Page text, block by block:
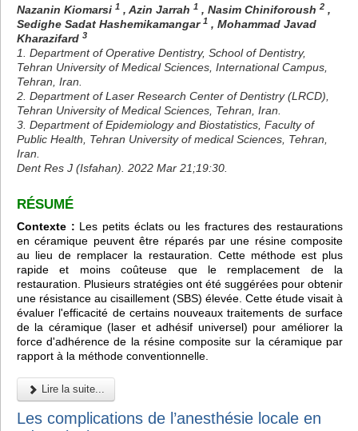
Nazanin Kiomarsi 1 , Azin Jarrah 1 , Nasim Chiniforoush 2 ,
Sedighe Sadat Hashemikamangar 1 , Mohammad Javad
Kharazifard 3
1. Department of Operative Dentistry, School of Dentistry,
Tehran University of Medical Sciences, International Campus,
Tehran, Iran.
2. Department of Laser Research Center of Dentistry (LRCD),
Tehran University of Medical Sciences, Tehran, Iran.
3. Department of Epidemiology and Biostatistics, Faculty of
Public Health, Tehran University of medical Sciences, Tehran,
Iran.
Dent Res J (Isfahan). 2022 Mar 21;19:30.
RÉSUMÉ
Contexte : Les petits éclats ou les fractures des restaurations
en céramique peuvent être réparés par une résine composite
au lieu de remplacer la restauration. Cette méthode est plus
rapide et moins coûteuse que le remplacement de la
restauration. Plusieurs stratégies ont été suggérées pour obtenir
une résistance au cisaillement (SBS) élevée. Cette étude visait à
évaluer l'efficacité de certains nouveaux traitements de surface
de la céramique (laser et adhésif universel) pour améliorer la
force d'adhérence de la résine composite sur la céramique par
rapport à la méthode conventionnelle.
Lire la suite...
Les complications de l’anesthésie locale en